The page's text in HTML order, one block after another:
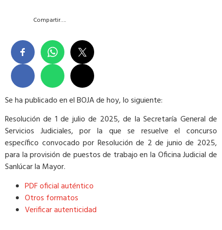
Compartir….
Se ha publicado en el BOJA de hoy, lo siguiente:
Resolución de 1 de julio de 2025, de la Secretaría General de
Servicios Judiciales, por la que se resuelve el concurso
específico convocado por Resolución de 2 de junio de 2025,
para la provisión de puestos de trabajo en la Oficina Judicial de
Sanlúcar la Mayor.
PDF oficial auténtico
Otros formatos
Verificar autenticidad